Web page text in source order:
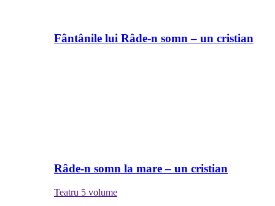
Fântânile lui Râde-n somn – un cristian
Râde-n somn la mare – un cristian
Teatru 5 volume